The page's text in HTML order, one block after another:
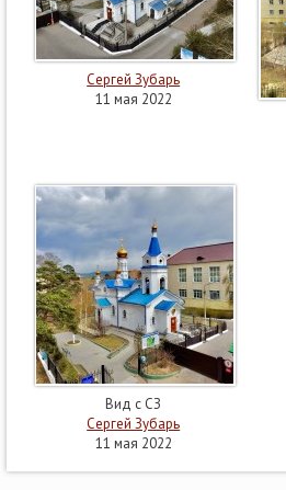
Сергей Зубарь
11 мая 2022
Вид с СЗ
Сергей Зубарь
11 мая 2022